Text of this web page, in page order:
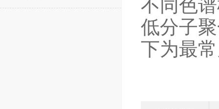
不同色
低分子
下为最